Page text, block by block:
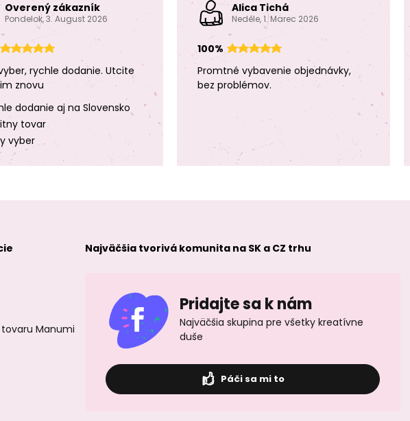
Overený zákazník
Pondelok, 3. August 2026
rychle dodanie. Utcite
znovu
dodanie aj na Slovensko
tovar
vyber
Alica Tichá
Neděle, 1. Marec 2026
100%
Promtné vybavenie objednávky,
bez problémov.
Manumi
Najväčšia tvorivá komunita na SK a CZ trhu
Pridajte sa k nám
Najväčšia skupina pre všetky kreatívne
duše
Páči sa mi to